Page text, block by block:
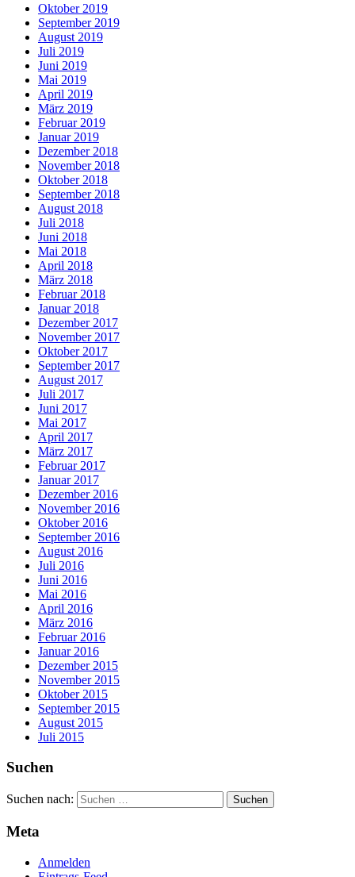
Oktober 2019
September 2019
August 2019
Juli 2019
Juni 2019
Mai 2019
April 2019
März 2019
Februar 2019
Januar 2019
Dezember 2018
November 2018
Oktober 2018
September 2018
August 2018
Juli 2018
Juni 2018
Mai 2018
April 2018
März 2018
Februar 2018
Januar 2018
Dezember 2017
November 2017
Oktober 2017
September 2017
August 2017
Juli 2017
Juni 2017
Mai 2017
April 2017
März 2017
Februar 2017
Januar 2017
Dezember 2016
November 2016
Oktober 2016
September 2016
August 2016
Juli 2016
Juni 2016
Mai 2016
April 2016
März 2016
Februar 2016
Januar 2016
Dezember 2015
November 2015
Oktober 2015
September 2015
August 2015
Juli 2015
Suchen
Suchen nach:
Meta
Anmelden